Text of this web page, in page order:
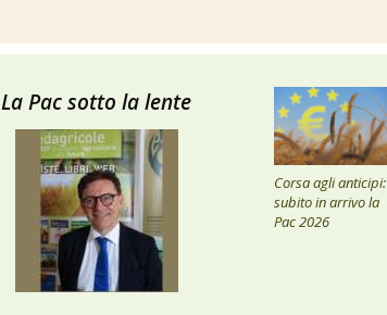
La Pac sotto la lente
Corsa agli anticipi:
subito in arrivo la
Pac 2026